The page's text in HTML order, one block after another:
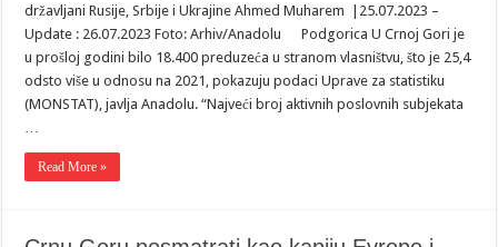
državljani Rusije, Srbije i Ukrajine Ahmed Muharem |25.07.2023 –
Update : 26.07.2023 Foto: Arhiv/Anadolu Podgorica U Crnoj Gori je
u prošloj godini bilo 18.400 preduzeća u stranom vlasništvu, što je 25,4
odsto više u odnosu na 2021, pokazuju podaci Uprave za statistiku
(MONSTAT), javlja Anadolu. “Najveći broj aktivnih poslovnih subjekata
…
Read More »